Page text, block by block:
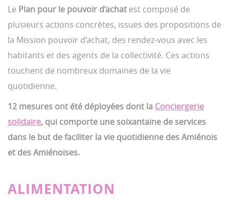
Le Plan pour le pouvoir d’achat est composé de
plusieurs actions concrètes, issues des propositions de
la Mission pouvoir d’achat, des rendez-vous avec les
habitants et des agents de la collectivité. Ces actions
touchent de nombreux domaines de la vie
quotidienne.
12 mesures ont été déployées dont la Conciergerie
solidaire, qui comporte une soixantaine de services
dans le but de faciliter la vie quotidienne des Amiénois
et des Amiénoises.
ALIMENTATION